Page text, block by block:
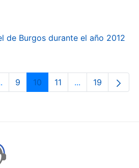
de Burgos durante el año 2012
Pages Use TAB to
Page
9 Page
10 Page
11 ...Intermediate
Page
19